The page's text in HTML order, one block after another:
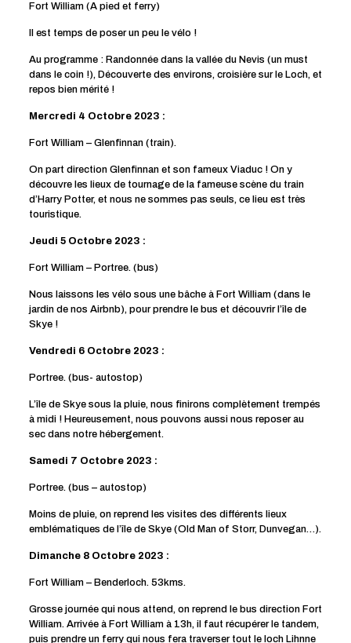
Fort William (A pied et ferry)
Il est temps de poser un peu le vélo !
Au programme : Randonnée dans la vallée du Nevis (un must
dans le coin !), Découverte des environs, croisière sur le Loch, et
repos bien mérité !
Mercredi 4 Octobre 2023 :
Fort William – Glenfinnan (train).
On part direction Glenfinnan et son fameux Viaduc ! On y
découvre les lieux de tournage de la fameuse scène du train
d’Harry Potter, et nous ne sommes pas seuls, ce lieu est très
touristique.
Jeudi 5 Octobre 2023 :
Fort William – Portree. (bus)
Nous laissons les vélo sous une bâche à Fort William (dans le
jardin de nos Airbnb), pour prendre le bus et découvrir l’île de
Skye !
Vendredi 6 Octobre 2023 :
Portree. (bus- autostop)
L’île de Skye sous la pluie, nous finirons complètement trempés
à midi ! Heureusement, nous pouvons aussi nous reposer au
sec dans notre hébergement.
Samedi 7 Octobre 2023 :
Portree. (bus – autostop)
Moins de pluie, on reprend les visites des différents lieux
emblématiques de l’île de Skye (Old Man of Storr, Dunvegan…).
Dimanche 8 Octobre 2023 :
Fort William – Benderloch. 53kms.
Grosse journée qui nous attend, on reprend le bus direction Fort
William. Arrivée à Fort William à 13h, il faut récupérer le tandem,
puis prendre un ferry qui nous fera traverser tout le loch Lihnne